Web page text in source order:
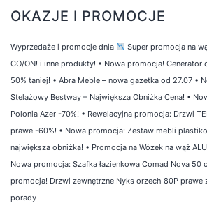
OKAZJE I PROMOCJE
Wyprzedaże i promocje dnia
Super promocja na
GO/ON! i inne produkty! • Nowa promocja! Generator
50% taniej! • Abra Meble – nowa gazetka od 27.07 •
Stelażowy Bestway – Największa Obniżka Cena! •
Polonia Azer -70%! • Rewelacyjna promocja: Drzwi
prawe -60%! • Nowa promocja: Zestaw mebli
największa obniżka! • Promocja na Wózek na wąż
Nowa promocja: Szafka łazienkowa Comad Nova 50
promocja! Drzwi zewnętrzne Nyks orzech 80P prawe
porady